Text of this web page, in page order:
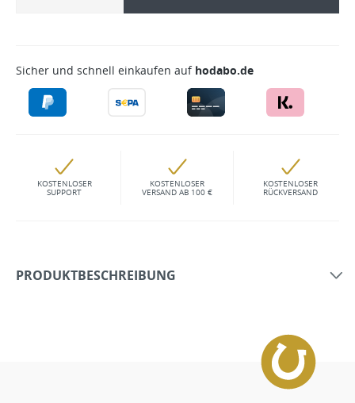
Sicher und schnell einkaufen auf hodabo.de
KOSTENLOSER
SUPPORT
KOSTENLOSER
VERSAND AB 100 €
KOSTENLOSER
RÜCKVERSAND
PRODUKTBESCHREIBUNG